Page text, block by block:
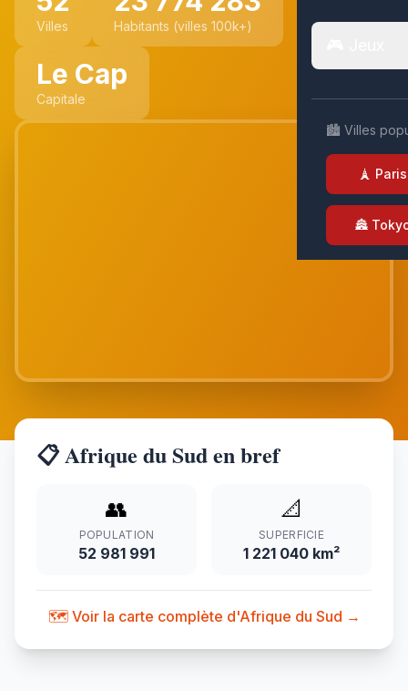
🏙️ Villes
🗼 Paris
🏯
Villes Habitants (villes 100k+)
Le Cap
Capitale
📋 Afrique du Sud en bref
👥
POPULATION
52 981 991
📐
SUPERFICIE
1 221 040 km²
🗺️ Voir la carte complète d'Afrique du Sud →